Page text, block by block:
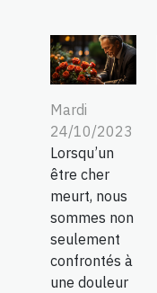
Mardi
24/10/2023
Lorsqu’un
être cher
meurt, nous
sommes non
seulement
confrontés à
une douleur